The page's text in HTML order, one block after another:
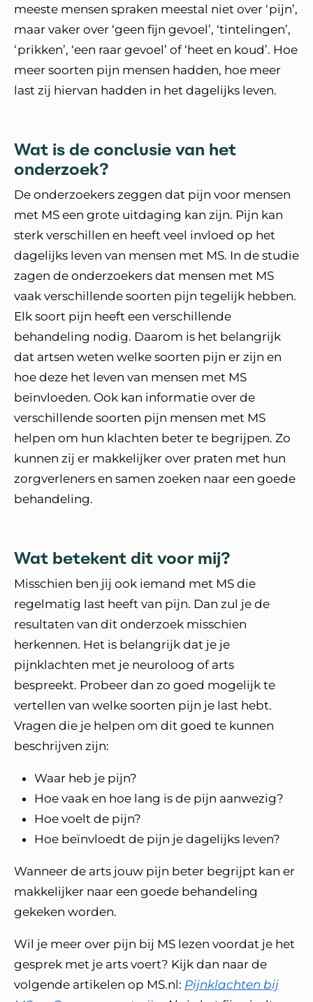
meeste mensen spraken meestal niet over ‘pijn’,
maar vaker over ‘geen fijn gevoel’, ‘tintelingen’,
‘prikken’, ‘een raar gevoel’ of ‘heet en koud’. Hoe
meer soorten pijn mensen hadden, hoe meer
last zij hiervan hadden in het dagelijks leven.
Wat is de conclusie van het
onderzoek?
De onderzoekers zeggen dat pijn voor mensen
met MS een grote uitdaging kan zijn. Pijn kan
sterk verschillen en heeft veel invloed op het
dagelijks leven van mensen met MS. In de studie
zagen de onderzoekers dat mensen met MS
vaak verschillende soorten pijn tegelijk hebben.
Elk soort pijn heeft een verschillende
behandeling nodig. Daarom is het belangrijk
dat artsen weten welke soorten pijn er zijn en
hoe deze het leven van mensen met MS
beïnvloeden. Ook kan informatie over de
verschillende soorten pijn mensen met MS
helpen om hun klachten beter te begrijpen. Zo
kunnen zij er makkelijker over praten met hun
zorgverleners en samen zoeken naar een goede
behandeling.
Wat betekent dit voor mij?
Misschien ben jij ook iemand met MS die
regelmatig last heeft van pijn. Dan zul je de
resultaten van dit onderzoek misschien
herkennen. Het is belangrijk dat je je
pijnklachten met je neuroloog of arts
bespreekt. Probeer dan zo goed mogelijk te
vertellen van welke soorten pijn je last hebt.
Vragen die je helpen om dit goed te kunnen
beschrijven zijn:
Waar heb je pijn?
Hoe vaak en hoe lang is de pijn aanwezig?
Hoe voelt de pijn?
Hoe beïnvloedt de pijn je dagelijks leven?
Wanneer de arts jouw pijn beter begrijpt kan er
makkelijker naar een goede behandeling
gekeken worden.
Wil je meer over pijn bij MS lezen voordat je het
gesprek met je arts voert? Kijk dan naar de
volgende artikelen op MS.nl: Pijnklachten bij